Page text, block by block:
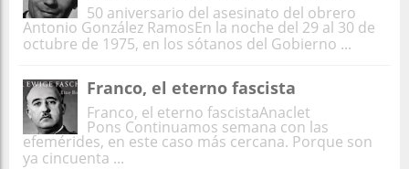
50 aniversario del asesinato del obrero
Antonio González RamosEn la noche del 29 al 30 de
octubre de 1975, en los sótanos del Gobierno ...
Franco, el eterno fascista
Franco, el eterno fascistaAnaclet
Pons Continuamos semana con las
efemérides, en este caso más cercana. Porque son
ya cincuenta ...